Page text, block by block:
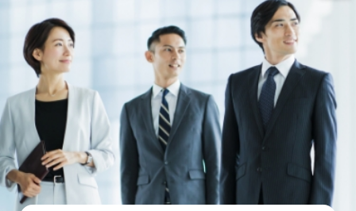
事業・サービス
企業情報
お知らせ
採用情報